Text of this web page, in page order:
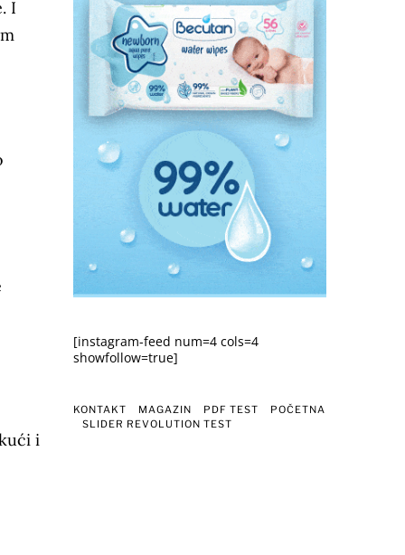
I
i
[instagram-feed num=4 cols=4
showfollow=true]
KONTAKT MAGAZIN PDF TEST
POČETNA
SLIDER REVOLUTION TEST